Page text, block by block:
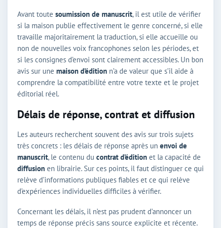
Avant toute soumission de manuscrit, il est utile de vérifier
si la maison publie effectivement le genre concerné, si elle
travaille majoritairement la traduction, si elle accueille ou
non de nouvelles voix francophones selon les périodes, et
si les consignes d’envoi sont clairement accessibles. Un bon
avis sur une maison d’édition n’a de valeur que s’il aide à
comprendre la compatibilité entre votre texte et le projet
éditorial réel.
Délais de réponse, contrat et diffusion
Les auteurs recherchent souvent des avis sur trois sujets
très concrets : les délais de réponse après un envoi de
manuscrit, le contenu du contrat d’édition et la capacité de
diffusion en librairie. Sur ces points, il faut distinguer ce qui
relève d’informations publiques fiables et ce qui relève
d’expériences individuelles difficiles à vérifier.
Concernant les délais, il n’est pas prudent d’annoncer un
temps de réponse précis sans source explicite et récente.